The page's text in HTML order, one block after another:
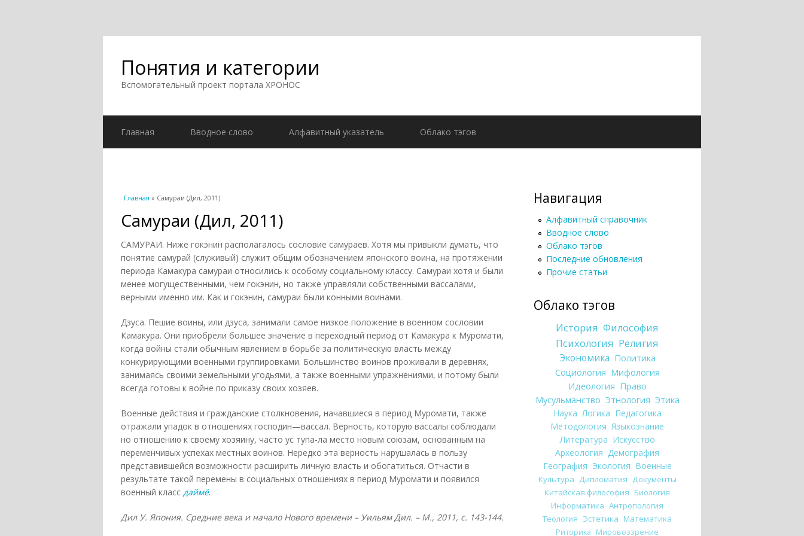
Понятия и категории
Вспомогательный проект портала ХРОНОС
Главная Вводное слово Алфавитный указатель Облако тэгов
Вы здесь
Главная » Самураи (Дил, 2011)
Самураи (Дил, 2011)
САМУРАИ. Ниже гокэнин располагалось сословие самураев. Хотя мы привыкли думать, что
понятие самурай (служивый) служит общим обозначением японского воина, на протяжении
периода Камакура самураи относились к особому социальному классу. Самураи хотя и были
менее могущественными, чем гокэнин, но также управляли собственными вассалами,
верными именно им. Как и гокэнин, самураи были конными воинами.
Дзуса. Пешие воины, или дзуса, занимали самое низкое положение в военном сословии
Камакура. Они приобрели большее значение в переходный период от Камакура к Муромати,
когда войны стали обычным явлением в борьбе за политическую власть между
конкурирующими военными группировками. Большинство воинов проживали в деревнях,
занимаясь своими земельными угодьями, а также военными упражнениями, и потому были
всегда готовы к войне по приказу своих хозяев.
Военные действия и гражданские столкновения, начавшиеся в период Муромати, также
отражали упадок в отношениях господин—вассал. Верность, которую вассалы соблюдали
но отношению к своему хозяину, часто ус тупа-ла место новым союзам, основанным на
переменчивых успехах местных воинов. Нередко эта верность нарушалась в пользу
представившейся возможности расширить личную власть и обогатиться. Отчасти в
результате такой перемены в социальных отношениях в период Муромати и появился
военный класс даймё.
Дил У. Япония. Средние века и начало Нового времени – Уильям Дил. – М., 2011, с. 143-144.
Навигация
Алфавитный справочник
Вводное слово
Облако тэгов
Последние обновления
Прочие статьи
Облако тэгов
История Философия
Психология Религия
Экономика Политика
Социология Мифология
Идеология Право
Мусульманство Этнология Этика
Наука Логика Педагогика
Методология Языкознание
Литература Искусство
Археология Демография
География Экология Военные
Культура Дипломатия Документы
Китайская философия Биология
Информатика Антропология
Теология Эстетика Математика
Риторика Мировоззрение